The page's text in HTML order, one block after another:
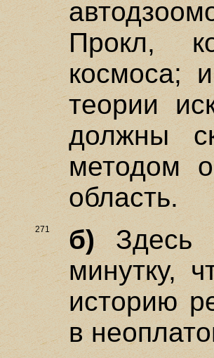
Прокл,
космоса;
теории
должны
методом
область.
271 б)Здесь
минутку,
историю
в